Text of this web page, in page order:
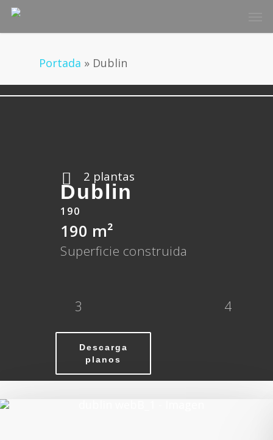
Skip
content
Portada » Dublin
2 plantas
Dublin
190
190 m²
Superficie construida
3 4
Descarga
planos